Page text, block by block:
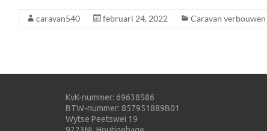
caravan540 februari 24, 2022 Caravan verbouwen
KvK-nummer: 69638586
BTW-nummer: 857951889B01
Wytse Peetswei 19